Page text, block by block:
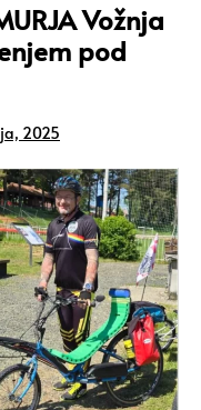
Vožnja
pod
2025